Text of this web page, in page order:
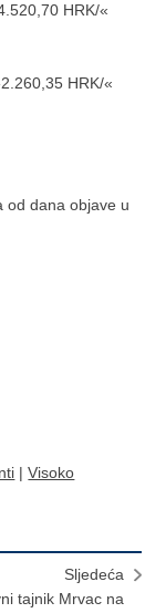
HRK/«
HRK/«
od dana objave u
|Visoko
Sljedeća
tajnik Mrvac na